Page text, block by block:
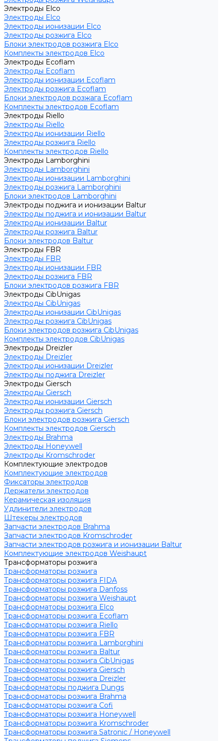
Электроды Elco
Электроды Elco
Электроды ионизации Elco
Электроды розжига Elco
Блоки электродов розжига Elco
Комплекты электродов Elco
Электроды Ecoflam
Электроды Ecoflam
Электроды ионизации Ecoflam
Электроды розжига Ecoflam
Блоки электродов розжага Ecoflam
Комплекты электродов Ecoflam
Электроды Riello
Электроды Riello
Электроды ионизации Riello
Электроды розжига Riello
Комплекты электродов Riello
Электроды Lamborghini
Электроды Lamborghini
Электроды ионизации Lamborghini
Электроды розжига Lamborghini
Блоки электродов Lamborghini
Электроды поджига и ионизации Baltur
Электроды поджига и ионизации Baltur
Электроды ионизации Baltur
Электроды розжига Baltur
Блоки электродов Baltur
Электроды FBR
Электроды FBR
Электроды ионизации FBR
Электроды розжига FBR
Блоки электродов розжига FBR
Электроды CibUnigas
Электроды CibUnigas
Электроды ионизации CibUnigas
Электроды розжига CibUnigas
Блоки электродов розжига CibUnigas
Комплекты электродов CibUnigas
Электроды Dreizler
Электроды Dreizler
Электроды ионизации Dreizler
Электроды поджига Dreizler
Электроды Giersch
Электроды Giersch
Электроды ионизации Giersch
Электроды розжига Giersch
Блоки электродов розжига Giersch
Комплекты электродов Giersch
Электроды Brahma
Электроды Honeywell
Электроды Kromschroder
Комплектующие электродов
Комплектующие электродов
Фиксаторы электродов
Держатели электродов
Керамическая изоляция
Удлинители электродов
Штекеры электродов
Запчасти электродов Brahma
Запчасти электродов Kromschroder
Запчасти электродов розжига и ионизации Baltur
Комплектующие электродов Weishaupt
Трансформаторы розжига
Трансформаторы розжига
Трансформаторы розжига FIDA
Трансформаторы розжига Danfoss
Трансформаторы розжига Weishaupt
Трансформаторы розжига Elco
Трансформаторы розжига Ecoflam
Трансформаторы розжига Riello
Трансформаторы розжига FBR
Трансформаторы розжига Lamborghini
Трансформаторы розжига Baltur
Трансформаторы розжига CibUnigas
Трансформаторы розжига Giersch
Трансформаторы розжига Dreizler
Трансформаторы поджига Dungs
Трансформаторы розжига Brahma
Трансформаторы розжига Cofi
Трансформаторы розжига Honeywell
Трансформаторы розжига Kromschroder
Трансформаторы розжига Satronic / Honeywell